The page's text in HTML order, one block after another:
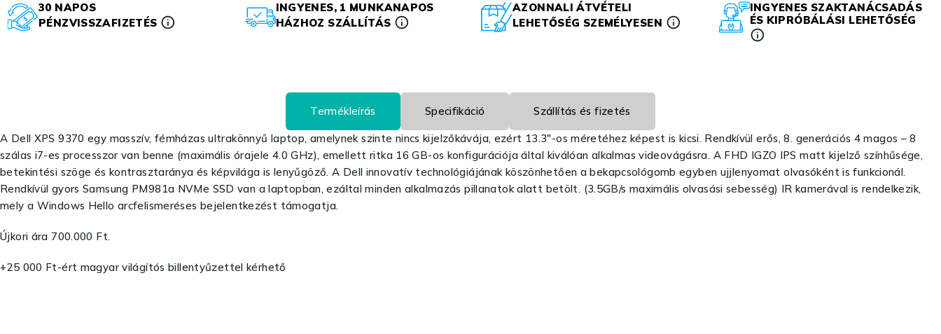
30 NAPOS
PÉNZVISSZAFIZETÉS
INGYENES, 1 MUNKANAPOS
HÁZHOZ SZÁLLÍTÁS
AZONNALI ÁTVÉTELI
LEHETŐSÉG SZEMÉLYESEN
INGYENES SZAKTANÁCSADÁS
ÉS KIPRÓBÁLÁSI LEHETŐSÉG
Termékleírás Specifikáció Szállítás és fizetés
A Dell XPS 9370 egy masszív, fémházas ultrakönnyű laptop, amelynek szinte nincs kijelzőkávája, ezért 13.3″-os méretéhez képest is kicsi. Rendkívül erős, 8. generációs 4 magos – 8
szálas i7-es processzor van benne (maximális órajele 4.0 GHz), emellett ritka 16 GB-os konfigurációja által kiválóan alkalmas videovágásra. A FHD IGZO IPS matt kijelző színhűsége,
betekintési szöge és kontrasztaránya és képvilága is lenyűgöző. A Dell innovatív technológiájának köszönhetően a bekapcsológomb egyben ujjlenyomat olvasóként is funkcionál.
Rendkívül gyors Samsung PM981a NVMe SSD van a laptopban, ezáltal minden alkalmazás pillanatok alatt betölt. (3.5GB/s maximális olvasási sebesség) IR kamerával is rendelkezik,
mely a Windows Hello arcfelismeréses bejelentkezést támogatja.
Újkori ára 700.000 Ft.
+25 000 Ft-ért magyar világítós billentyűzettel kérhető